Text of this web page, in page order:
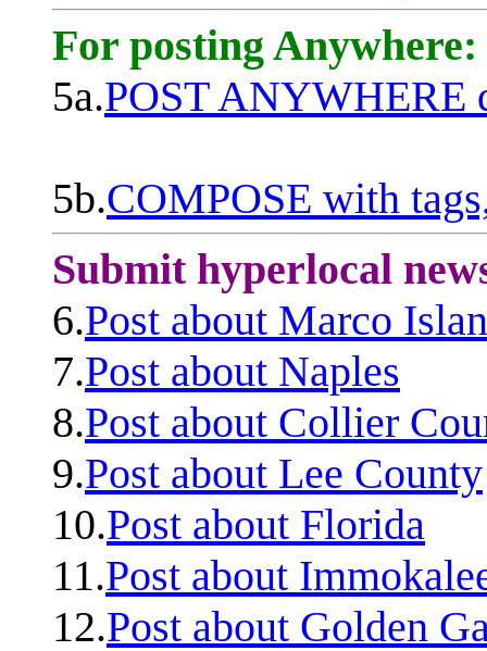
For posting Anywhere:
5a.POST ANYWHERE
5b.COMPOSE with
Submit hyperlocal
6.Post about Marco
7.Post about Naples
8.Post about Collier
9.Post about Lee County
10.Post about Florida
11.Post about
12.Post about Golden